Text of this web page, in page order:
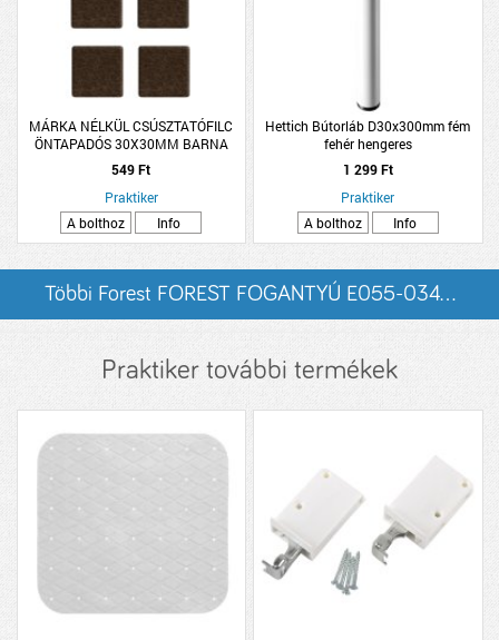
MÁRKA NÉLKÜL CSÚSZTATÓFILC
ÖNTAPADÓS 30X30MM BARNA
6DARAB/CSOMAG
549 Ft
Praktiker
A bolthoz
Info
Hettich Bútorláb D30x300mm fém
fehér hengeres
1 299 Ft
Praktiker
A bolthoz
Info
Többi Forest FOREST FOGANTYÚ E055-034...
Praktiker további termékek